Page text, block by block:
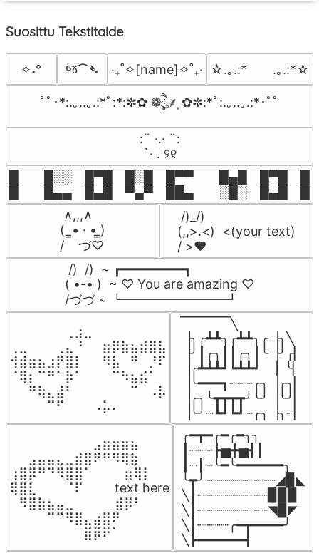
Suosittu Tekstitaide
✧˖° જ⁀➴ ‎‧₊˚✧[name]✧˚₊‧ ☆.｡.:*　　.｡.:*☆
ﾟﾟ･*:.｡..｡.:*ﾟ:*:✼✿ ❁ཻུ۪۪⸙͎ ✿✼:*ﾟ:.｡..｡.:*･ﾟﾟ
⠀:¨ ·.· ¨:⠀
⠀ `· . ୨୧⠀
█  █░░ █▀█ █░█ █▀▀  █▄█ █▀█
█  █▄▄ █▄█ ▀▄▀ ██▄  ░█░ █▄█
∧,,,∧
(  ̳• · • ̳)
/    づ♡
/)_/)
(,,>.<)  <(your text)
/ >❤️
/)  /)  ~ ┏━━━━━━━━┓
( •-• )  ~ ♡ You are amazing ♡
/づづ ~ ┗━━━━━━━━┛
⠀⠀⠀⠀⠀⠀⢀⣰⣀⠀⠀⠀⠀⠀⠀⠀⠀
⢀⣀⠀⠀⠀⢀⣄⠘⠀⠀⣶⡿⣷⣦⣾⣿⣧
⢺⣾⣶⣦⣰⡟⣿⡇⠀⠀⠻⣧⠀⠛⠀⡘⠏
⠈⢿⡆⠉⠛⠁⡷⠁⠀⠀⠀⠉⠳⣦⣮⠁⠀
⠀⠀⠛⢷⣄⣼⠃⠀⠀⠀⠀⠀⠀⠉⠀⠠⡧
⠀⠀⠀⠀⠉⠋⠀⠀⠀⠠⡥⠄⠀⠀⠀⠀⠀
▔▔▔▔▔╲
▕╮╭┻┻╮╭┻┻╮╭▕╮╲
▕╯┃╭╮┃┃╭╮┃╰▕╯╭▏
▕╭┻┻┻┛┗┻┻┛  ▕  ╰▏
▕╰━━━┓┈┈┈╭╮▕╭╮▏
▕╭╮╰┳┳┳┳╯╰╯▕╰╯▏
▕╰╯┈┗┛┗┛┈╭╮▕╮┈▏
⠀⠀⠀⠀⠀⠀⠀⠀⠀⣠⣶⣶⣶⣦⠀⠀
⠀⠀⣠⣤⣤⣄⣀⣾⣿⠟⠛⠻⢿⣷⠀
⢰⣿⡿⠛⠙⠻⣿⣿⠁⠀⠀ ⠀⣶⢿⡇
⢿⣿⣇⠀⠀⠀⠈⠏⠀⠀⠀ text here
⠀⠻⣿⣷⣦⣤⣀⠀⠀⠀ ⠀⣾⡿⠃⠀
⠀⠀⠀⠀⠉⠉⠻⣿⣄⣴⣿⠟⠀⠀⠀
⠀⠀⠀⠀⠀⠀⠀⠀⣿⡿⠟⠁⠀⠀⠀
╭━┳━╭━╭━╮╮
┃┈┈┈┣▅╋▅┫┃
┃┈┃┈╰━╰━━━━━━╮
╰┳╯┈┈┈┈┈┈┈┈┈◢▉◣
╲┃┈┈┈┈┈┈┈┈┈▉▉▉
╲┃┈┈┈┈┈┈┈┈┈◥▉◤
╲┃┈┈┈┈╭━┳━━━━╯
╲┣━━━━━━┫﻿